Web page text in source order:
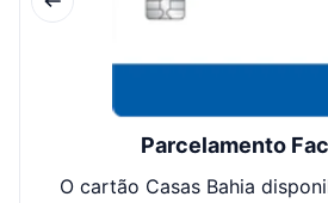
Parcelamento
O cartão Casas Bahia